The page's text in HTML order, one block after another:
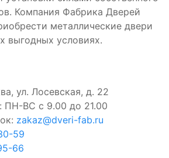
Компания Фабрика Дверей
металлические двери
выгодных условиях.
ул. Лосевская, д. 22
ПН-ВС с 9.00 до 21.00
zakaz@dveri-fab.ru
59
66